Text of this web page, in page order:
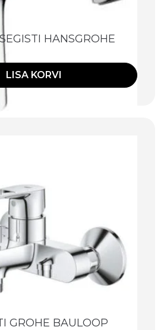
HANSGROHE
LISA KORVI
GROHE BAULOOP